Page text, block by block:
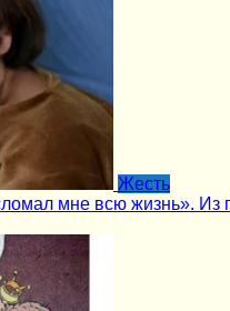
Жесть
мне всю жизнь». Из